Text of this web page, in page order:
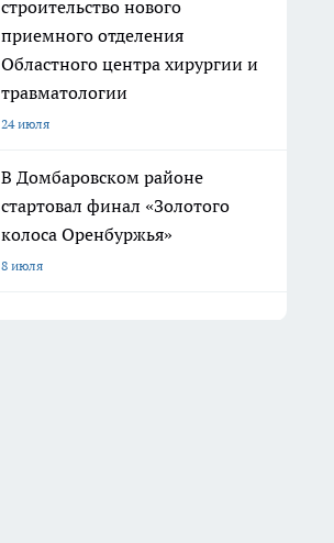
строительство нового
приемного отделения
Областного центра хирургии и
травматологии
24 июля
В Домбаровском районе
стартовал финал «Золотого
колоса Оренбуржья»
8 июля